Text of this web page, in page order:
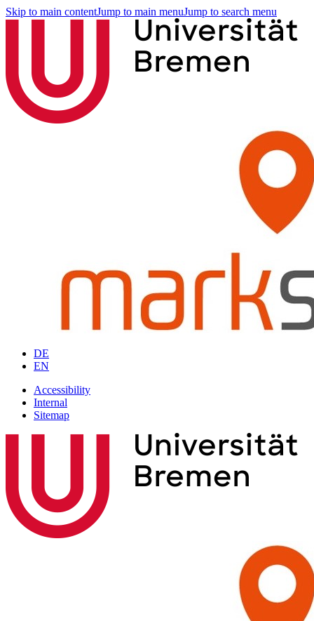
Skip to main contentJump to main menuJump to search menu
DE
EN
Accessibility
Internal
Sitemap